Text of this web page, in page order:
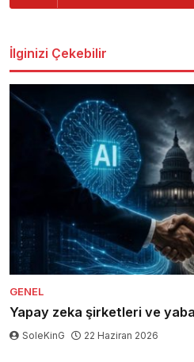
İlginizi Çekebilir
GENEL
Yapay zeka şirketleri ve
SoleKinG 22 Haziran 2026